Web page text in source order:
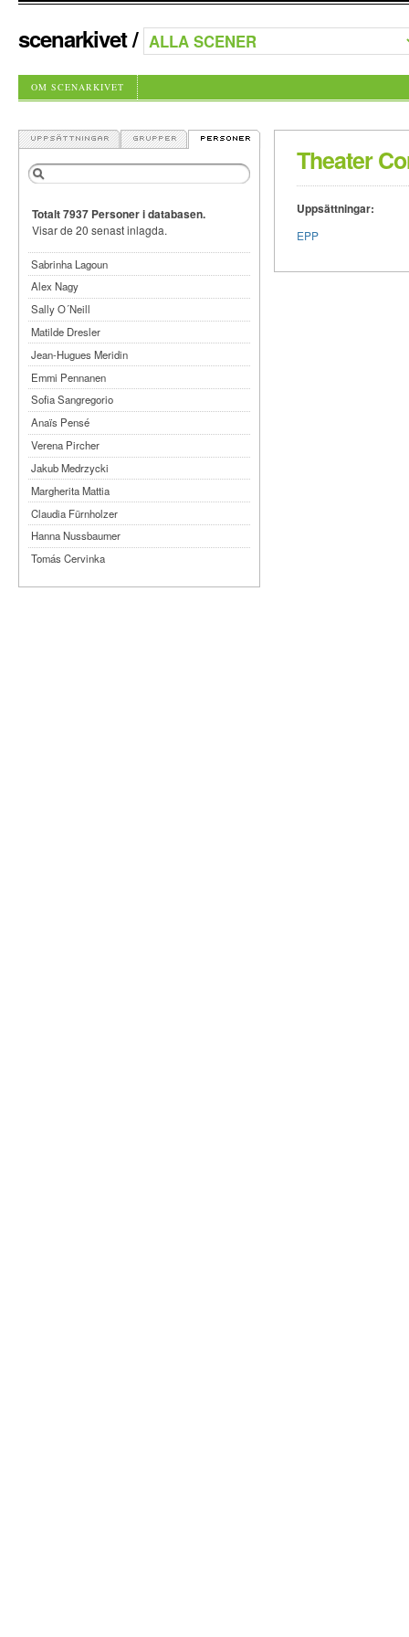
scenarkivet/
OM SCENARKIVET
Theater
Uppsättningar:
EPP
Totalt 7937 Personer i databasen.
Visar de 20 senast inlagda.
Sabrinha Lagoun
Alex Nagy
Sally O´Neill
Matilde Dresler
Jean-Hugues Meridin
Emmi Pennanen
Sofia Sangregorio
Anaïs Pensé
Verena Pircher
Jakub Medrzycki
Margherita Mattia
Claudia Fürnholzer
Hanna Nussbaumer
Tomás Cervinka